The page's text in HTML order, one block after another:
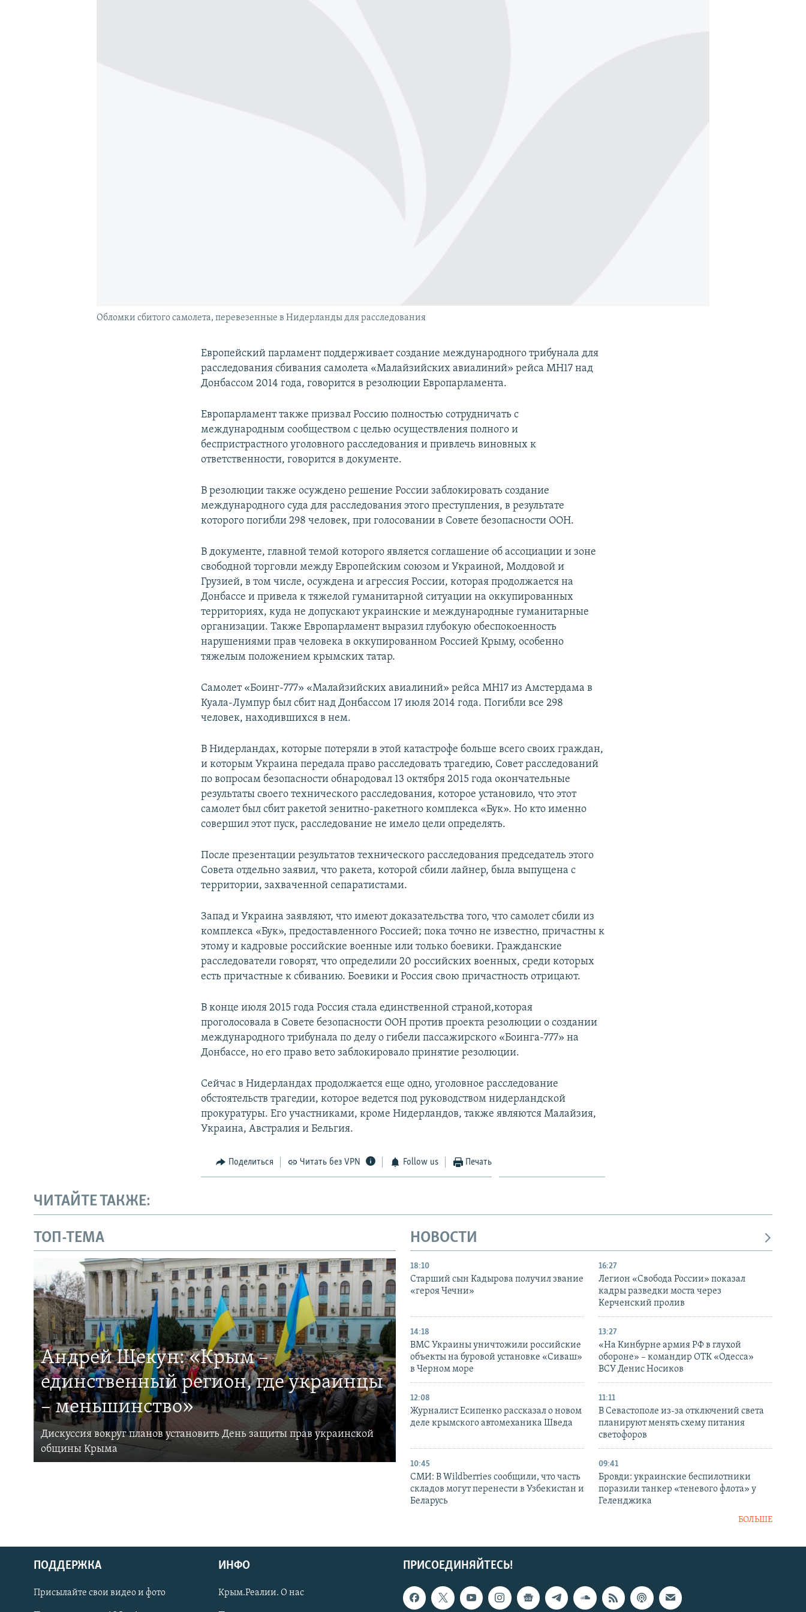
Українською
Обломки сбитого самолета, перевезенные в Нидерланды для расследования
Европейский парламент поддерживает создание международного трибунала для
расследования сбивания самолета «Малайзийских авиалиний» рейса MH17 над
Донбассом 2014 года, говорится в резолюции Европарламента.
Европарламент также призвал Россию полностью сотрудничать с
международным сообществом с целью осуществления полного и
беспристрастного уголовного расследования и привлечь виновных к
ответственности, говорится в документе.
В резолюции также осуждено решение России заблокировать создание
международного суда для расследования этого преступления, в результате
которого погибли 298 человек, при голосовании в Совете безопасности ООН.
В документе, главной темой которого является соглашение об ассоциации и зоне
свободной торговли между Европейским союзом и Украиной, Молдовой и
Грузией, в том числе, осуждена и агрессия России, которая продолжается на
Донбассе и привела к тяжелой гуманитарной ситуации на оккупированных
территориях, куда не допускают украинские и международные гуманитарные
организации. Также Европарламент выразил глубокую обеспокоенность
нарушениями прав человека в оккупированном Россией Крыму, особенно
тяжелым положением крымских татар.
Самолет «Боинг-777» «Малайзийских авиалиний» рейса MH17 из Амстердама в
Куала-Лумпур был сбит над Донбассом 17 июля 2014 года. Погибли все 298
человек, находившихся в нем.
В Нидерландах, которые потеряли в этой катастрофе больше всего своих граждан,
и которым Украина передала право расследовать трагедию, Совет расследований
по вопросам безопасности обнародовал 13 октября 2015 года окончательные
результаты своего технического расследования, которое установило, что этот
самолет был сбит ракетой зенитно-ракетного комплекса «Бук». Но кто именно
совершил этот пуск, расследование не имело цели определять.
После презентации результатов технического расследования председатель этого
Совета отдельно заявил, что ракета, которой сбили лайнер, была выпущена с
территории, захваченной сепаратистами.
Запад и Украина заявляют, что имеют доказательства того, что самолет сбили из
комплекса «Бук», предоставленного Россией; пока точно не известно, причастны к
этому и кадровые российские военные или только боевики. Гражданские
расследователи говорят, что определили 20 российских военных, среди которых
есть причастные к сбиванию. Боевики и Россия свою причастность отрицают.
В конце июля 2015 года Россия стала единственной страной,которая
проголосовала в Совете безопасности ООН против проекта резолюции о создании
международного трибунала по делу о гибели пассажирского «Боинга-777» на
Донбассе, но его право вето заблокировало принятие резолюции.
Сейчас в Нидерландах продолжается еще одно, уголовное расследование
обстоятельств трагедии, которое ведется под руководством нидерландской
прокуратуры. Его участниками, кроме Нидерландов, также являются Малайзия,
Украина, Австралия и Бельгия.
Поделиться Читать без VPN Follow us Печать
ЧИТАЙТЕ ТАКЖЕ:
ТОП-ТЕМА
Андрей Щекун: «Крым –
единственный регион, где украинцы
– меньшинство»
Дискуссия вокруг планов установить День защиты прав украинской
общины Крыма
НОВОСТИ
18:10
Старший сын Кадырова получил звание
«героя Чечни»
16:27
Легион «Свобода России» показал
кадры разведки моста через
Керченский пролив
14:18
ВМС Украины уничтожили российские
объекты на буровой установке «Сиваш»
в Черном море
13:27
«На Кинбурне армия РФ в глухой
обороне» – командир ОТК «Одесса»
ВСУ Денис Носиков
12:08
Журналист Есипенко рассказал о новом
деле крымского автомеханика Шведа
11:11
В Севастополе из-за отключений света
планируют менять схему питания
светофоров
10:45
СМИ: В Wildberries сообщили, что часть
складов могут перенести в Узбекистан и
Беларусь
09:41
Бровди: украинские беспилотники
поразили танкер «теневого флота» у
Геленджика
БОЛЬШЕ
ПРИСОЕДИНЯЙТЕСЬ!
ПОДДЕРЖКА
Присылайте свои видео и фото
ИНФО
Крым.Реалии. О нас